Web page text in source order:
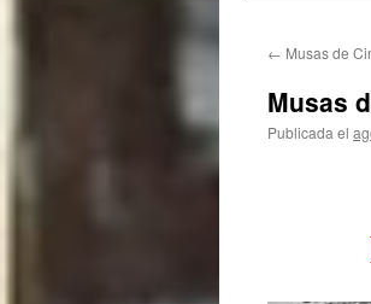
← Musas de
Musas
Publicada el